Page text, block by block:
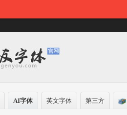
AI字体 英文字体 第三方